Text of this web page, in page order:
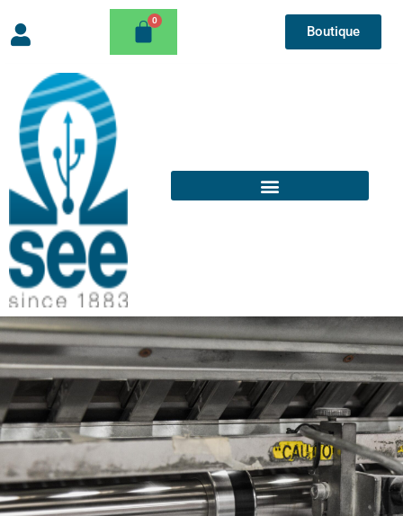
Boutique